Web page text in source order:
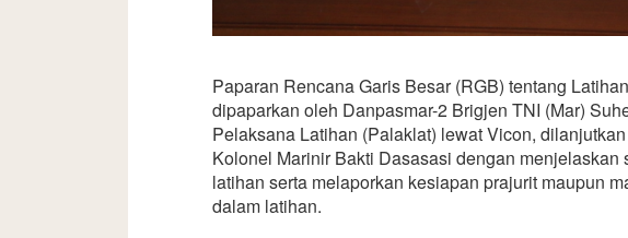
Paparan Rencana Garis Besar (RGB) tentang
dipaparkan oleh Danpasmar-2 Brigjen TNI (Mar)
Pelaksana Latihan (Palaklat) lewat Vicon,
Kolonel Marinir Bakti Dasasasi dengan menjelaskan
latihan serta melaporkan kesiapan prajurit maupun
dalam latihan.